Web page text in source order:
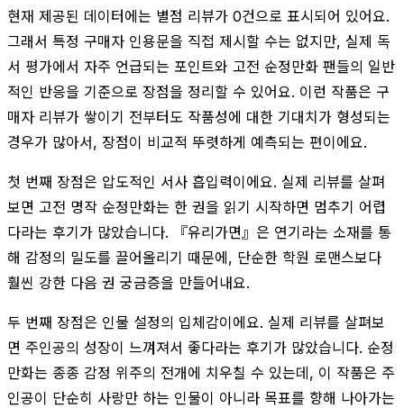
현재 제공된 데이터에는 별점 리뷰가 0건으로 표시되어 있어요.
그래서 특정 구매자 인용문을 직접 제시할 수는 없지만, 실제 독
서 평가에서 자주 언급되는 포인트와 고전 순정만화 팬들의 일반
적인 반응을 기준으로 장점을 정리할 수 있어요. 이런 작품은 구
매자 리뷰가 쌓이기 전부터도 작품성에 대한 기대치가 형성되는
경우가 많아서, 장점이 비교적 뚜렷하게 예측되는 편이에요.
첫 번째 장점은 압도적인 서사 흡입력이에요. 실제 리뷰를 살펴
보면 고전 명작 순정만화는 한 권을 읽기 시작하면 멈추기 어렵
다라는 후기가 많았습니다. 『유리가면』은 연기라는 소재를 통
해 감정의 밀도를 끌어올리기 때문에, 단순한 학원 로맨스보다
훨씬 강한 다음 권 궁금증을 만들어내요.
두 번째 장점은 인물 설정의 입체감이에요. 실제 리뷰를 살펴보
면 주인공의 성장이 느껴져서 좋다라는 후기가 많았습니다. 순정
만화는 종종 감정 위주의 전개에 치우칠 수 있는데, 이 작품은 주
인공이 단순히 사랑만 하는 인물이 아니라 목표를 향해 나아가는